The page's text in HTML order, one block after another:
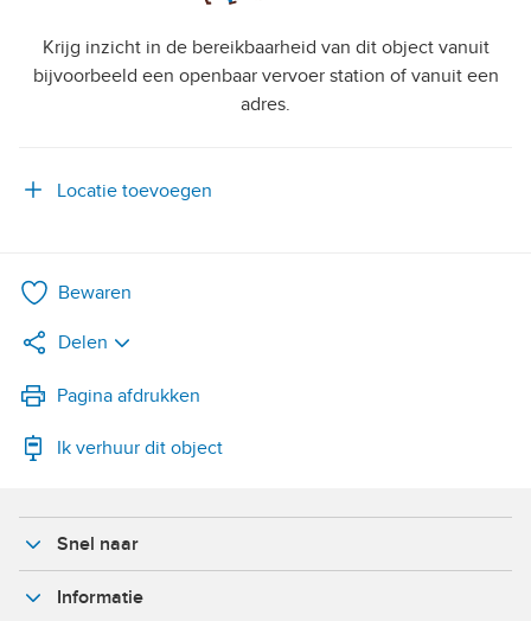
Krijg inzicht in de bereikbaarheid van dit object vanuit
bijvoorbeeld een openbaar vervoer station of vanuit een
adres.
Locatie toevoegen
Bewaren
Delen
LinkedIn
WhatsApp
Facebook
Pagina afdrukken
Ik verhuur dit object
Snel naar
Informatie